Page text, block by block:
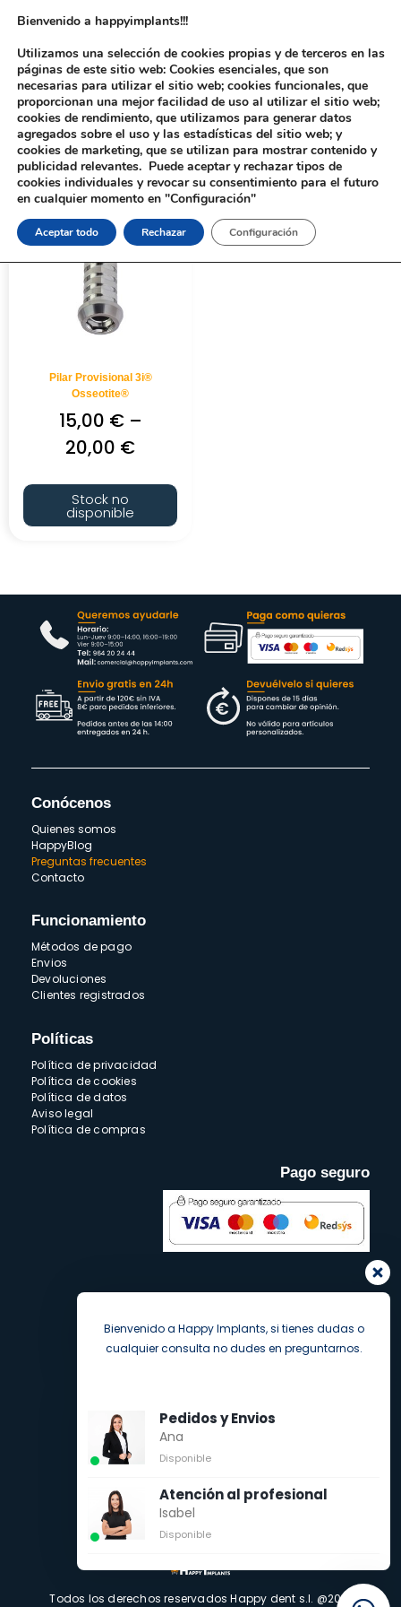
Inicio/ Productos etiquetados “265”
Pilar Provisional 3i®
Osseotite®
15,00 €–
20,00 €
Stock no
disponible
Conócenos
Quienes somos
HappyBlog
Preguntas frecuentes
Contacto
Funcionamiento
Métodos de pago
Envios
Devoluciones
Clientes registrados
Políticas
Política de privacidad
Política de cookies
Política de datos
Aviso legal
Política de compras
Pago seguro
Todos los derechos reservados Happy dent s.l. @2021
Bienvenido a happyimplants!!!
Utilizamos una selección de cookies propias y de terceros en las
páginas de este sitio web: Cookies esenciales, que son
necesarias para utilizar el sitio web; cookies funcionales, que
proporcionan una mejor facilidad de uso al utilizar el sitio web;
cookies de rendimiento, que utilizamos para generar datos
agregados sobre el uso y las estadísticas del sitio web; y
cookies de marketing, que se utilizan para mostrar contenido y
publicidad relevantes. Puede aceptar y rechazar tipos de
cookies individuales y revocar su consentimiento para el futuro
en cualquier momento en "Configuración"
Aceptar todo Rechazar Configuración
Bienvenido a Happy Implants, si tienes dudas o
cualquier consulta no dudes en preguntarnos.
Pedidos y Envios
Ana
Disponible
Atención al profesional
Isabel
Disponible